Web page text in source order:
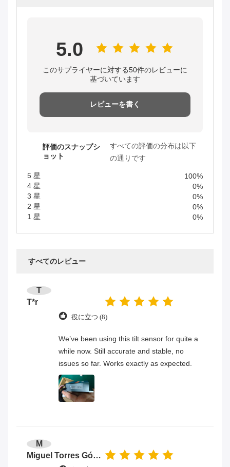
5.0
このサプライヤーに対する50件のレビューに
基づいています
レビューを書く
評価のスナップシ
ョット
すべての評価の分布は以下
の通りです
5 星
100%
4 星
0%
3 星
0%
2 星
0%
1 星
0%
すべてのレビュー
T
T*r
役に立つ (8)
We’ve been using this tilt sensor for quite a
while now. Still accurate and stable, no
issues so far. Works exactly as expected.
M
Miguel Torres Gómez